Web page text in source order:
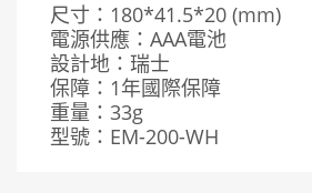
尺寸：180*41.5*20 (mm)
電源供應：AAA電池
設計地：瑞士
保障：1年國際保障
重量：33g
型號：EM-200-WH